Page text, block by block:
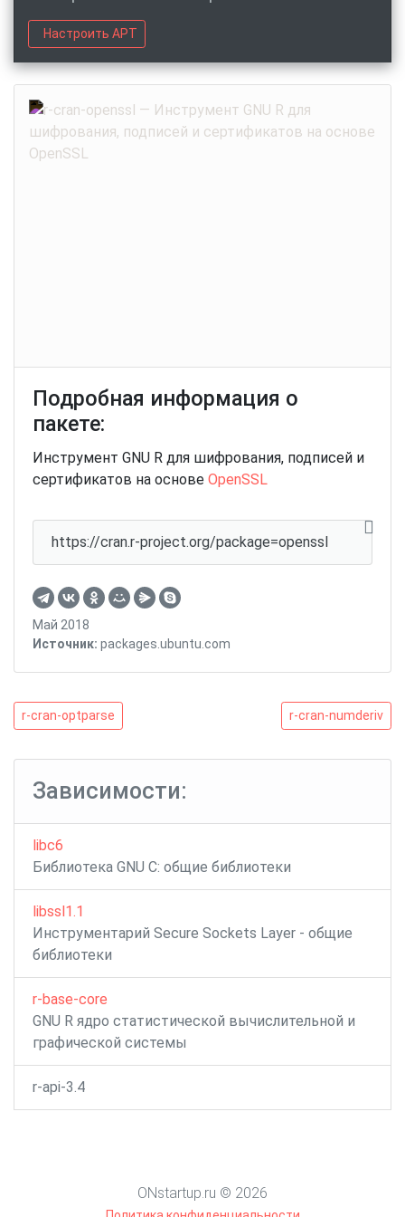
Настроить APT
Подробная информация о
пакете:
Инструмент GNU R для шифрования, подписей и
сертификатов на основе OpenSSL
https://cran.r-project.org/package=openssl
Май 2018
Источник: packages.ubuntu.com
Навигация
записям
r-
cran-
optparse
r-cran-optparse
r-
cran-
numderiv
r-cran-numderiv
Зависимости:
libc6
Библиотека GNU C: общие библиотеки
libssl1.1
Инструментарий Secure Sockets Layer - общие
библиотеки
r-base-core
GNU R ядро ​​статистической вычислительной и
графической системы
r-api-3.4
ONstartup.ru © 2026